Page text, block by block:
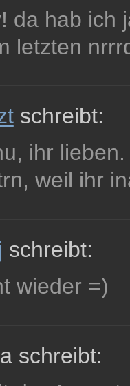
da hab ich
letzten
schreibt:
ihr
weil ihr
schreibt:
wieder =)
schreibt: